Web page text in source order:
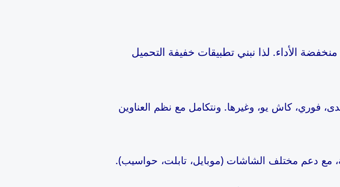
الأداء. لذا نبني تطبيقات خفيفة التحميل
فوري، كاش يو، وغيرها. ونتكامل مع نظم العناوين
مع دعم مختلف الشاشات (موبايل، تابلت، حواسيب).